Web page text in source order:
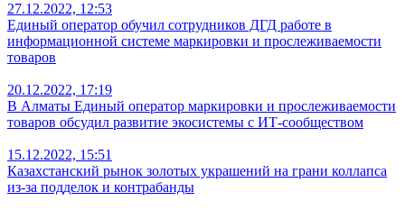
27.12.2022, 12:53
Единый оператор обучил сотрудников ДГД работе в
информационной системе маркировки и прослеживаемости
товаров
20.12.2022, 17:19
В Алматы Единый оператор маркировки и прослеживаемости
товаров обсудил развитие экосистемы с ИТ-сообществом
15.12.2022, 15:51
Казахстанский рынок золотых украшений на грани коллапса
из-за подделок и контрабанды